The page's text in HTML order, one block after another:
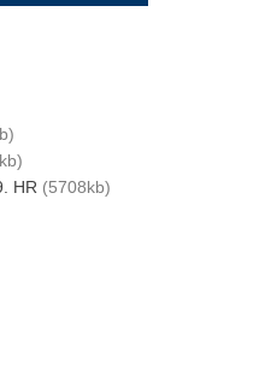
HR (5708kb)